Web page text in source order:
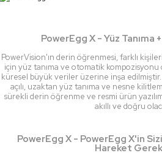
PowerEgg X - Yüz Tanıma
PowerVision'ın derin öğrenmesi, farklı
için yüz tanıma ve otomatik
küresel büyük veriler üzerine inşa
açılı, uzaktan yüz tanıma ve nesne
sürekli derin öğrenme ve resmi ürün
akıllı ve doğru
PowerEgg X - PowerEgg X'in
Hareket